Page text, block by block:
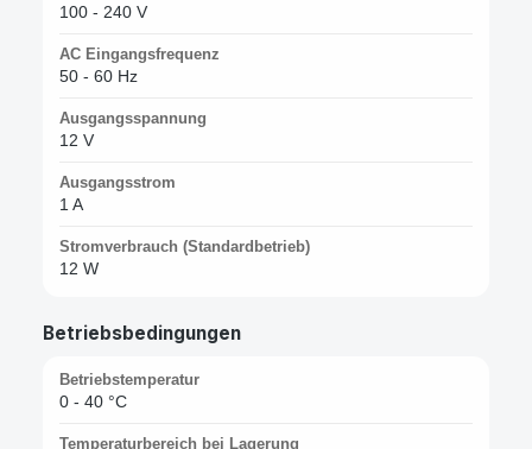
100 - 240 V
AC Eingangsfrequenz
50 - 60 Hz
Ausgangsspannung
12 V
Ausgangsstrom
1 A
Stromverbrauch (Standardbetrieb)
12 W
Betriebsbedingungen
Betriebstemperatur
0 - 40 °C
Temperaturbereich bei Lagerung